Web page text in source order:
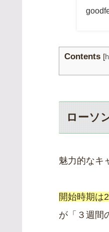
Contents [
ローソ
魅力的なキ
開始時期は
が「３週間